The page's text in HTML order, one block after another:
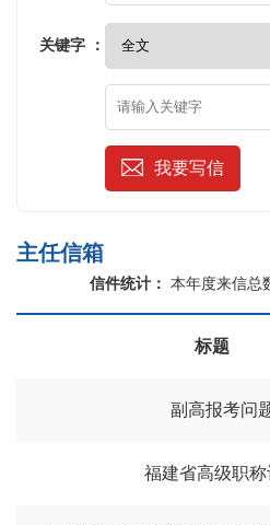
关键字 ：
我要写信
主任信箱
信件统计： 本年度来信总
标题
副高报考问
福建省高级职称